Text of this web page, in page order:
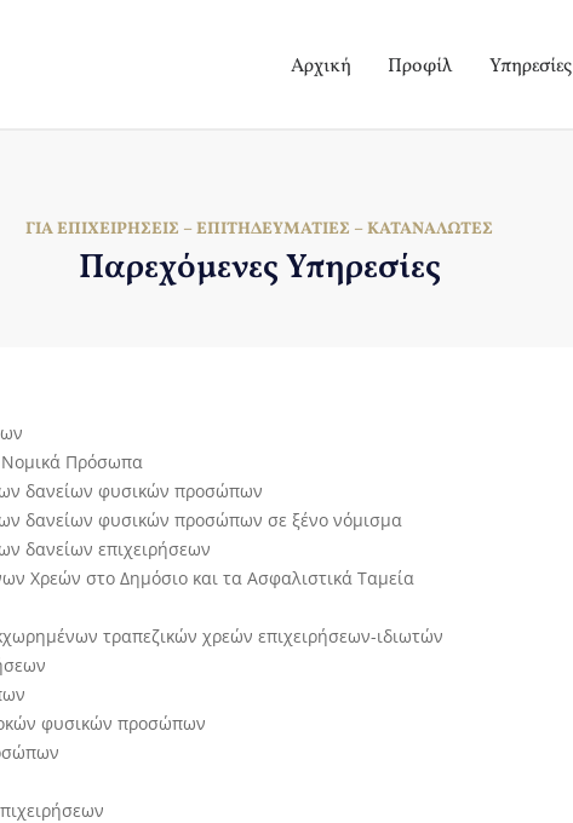
Αρχική Προφίλ Υπηρεσίες
ΓΙΑ ΕΠΙΧΕΙΡΉΣΕΙΣ – ΕΠΙΤΗΔΕΥΜΑΤΊΕΣ – ΚΑΤΑΝΑΛΩΤΈΣ
Παρεχόμενες Υπηρεσίες
Νομικά Πρόσωπα
δανείων φυσικών προσώπων
δανείων φυσικών προσώπων σε ξένο νόμισμα
δανείων επιχειρήσεων
Χρεών στο Δημόσιο και τα Ασφαλιστικά Ταμεία
τραπεζικών χρεών επιχειρήσεων-ιδιωτών
φυσικών προσώπων